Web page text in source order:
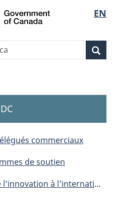
Passer
au
principal
Passer
à
Au
sujet
»
Passer
à
version
HTML
de
la
EN
Government
commerciaux
de soutien
à l'international